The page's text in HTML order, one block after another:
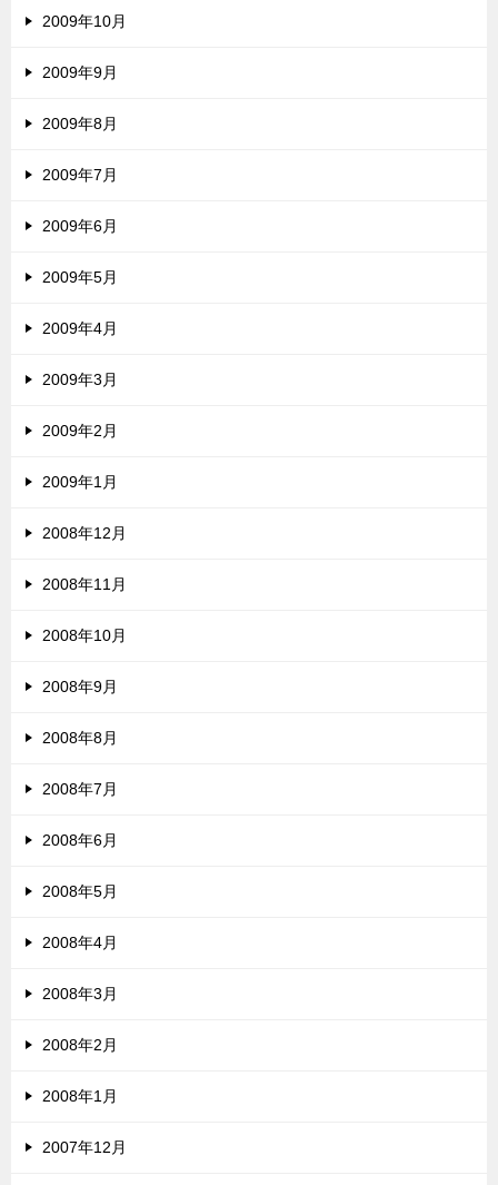
2009年10月
2009年9月
2009年8月
2009年7月
2009年6月
2009年5月
2009年4月
2009年3月
2009年2月
2009年1月
2008年12月
2008年11月
2008年10月
2008年9月
2008年8月
2008年7月
2008年6月
2008年5月
2008年4月
2008年3月
2008年2月
2008年1月
2007年12月